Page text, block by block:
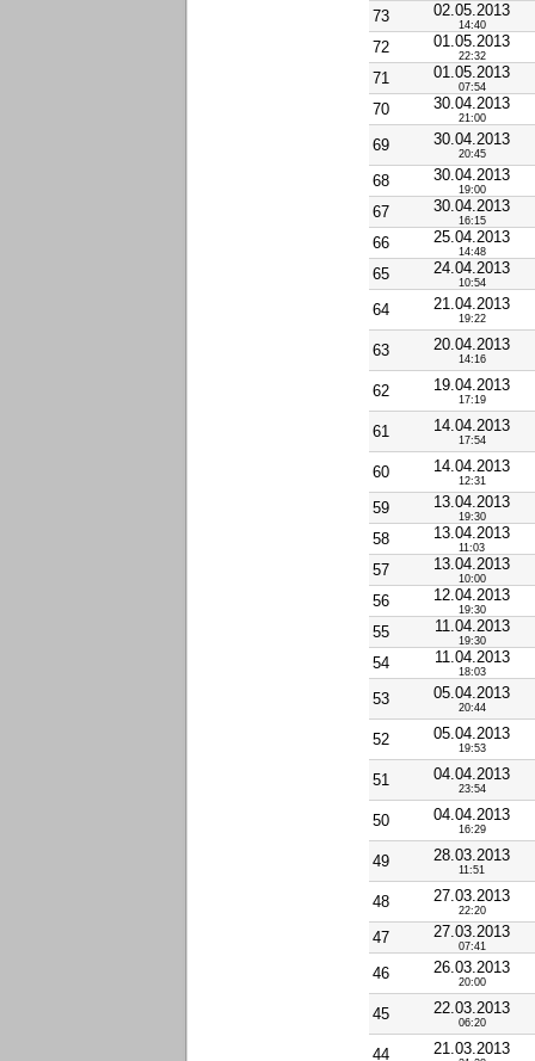
73 02.05.2013
14:40
72 01.05.2013
22:32
71 01.05.2013
07:54
70 30.04.2013
21:00
69 30.04.2013
20:45
68 30.04.2013
19:00
67 30.04.2013
16:15
66 25.04.2013
14:48
65 24.04.2013
10:54
64 21.04.2013
19:22
63 20.04.2013
14:16
62 19.04.2013
17:19
61 14.04.2013
17:54
60 14.04.2013
12:31
59 13.04.2013
19:30
58 13.04.2013
11:03
57 13.04.2013
10:00
56 12.04.2013
19:30
55 11.04.2013
19:30
54 11.04.2013
18:03
53 05.04.2013
20:44
52 05.04.2013
19:53
51 04.04.2013
23:54
50 04.04.2013
16:29
49 28.03.2013
11:51
48 27.03.2013
22:20
47 27.03.2013
07:41
46 26.03.2013
20:00
45 22.03.2013
06:20
44 21.03.2013